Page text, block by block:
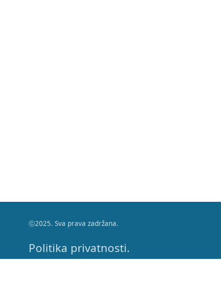
ⓒ2025. Sva prava zadržana.
Politika privatnosti.